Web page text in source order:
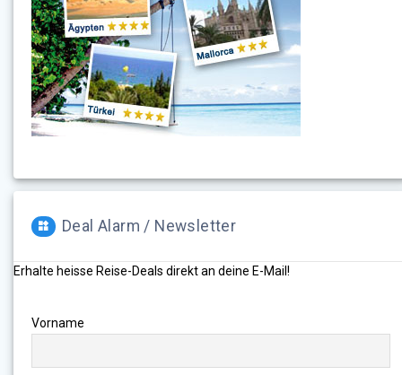
Deal Alarm / Newsletter
Erhalte heisse Reise-Deals direkt an deine E-Mail!
Vorname